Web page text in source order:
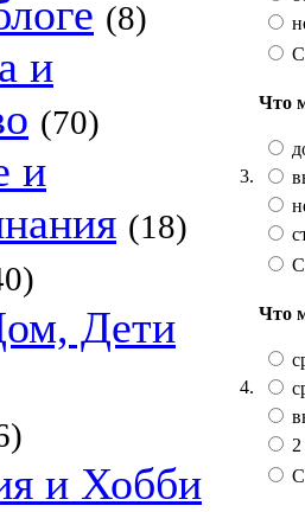
(8)
и
(70)
и
(18)
Дети
и Хобби
3.
Что
4.
Что